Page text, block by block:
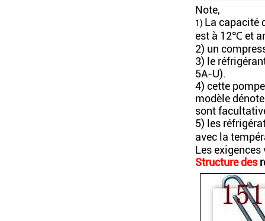
Note,
1) La capacité
est à 12℃ et
2) un
3) le
5A-U).
4) cette
modèle
sont
5) les
avec la
Les
Structure des